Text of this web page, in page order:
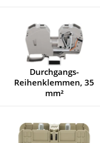
Durchgangs-
Reihenklemmen, 35
mm²